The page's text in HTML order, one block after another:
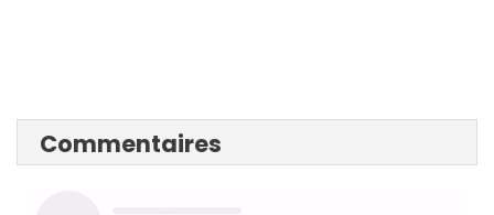
Commentaires